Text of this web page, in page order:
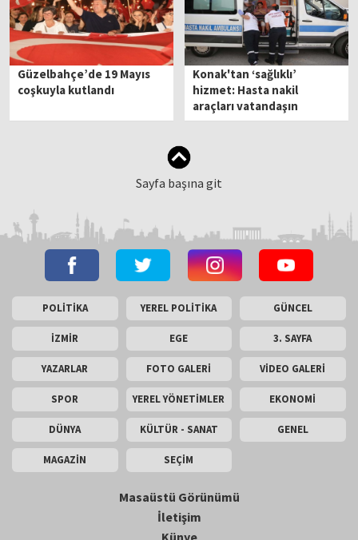
Güzelbahçe’de 19 Mayıs
coşkuyla kutlandı
Konak'tan ‘sağlıklı’
hizmet: Hasta nakil
araçları vatandaşın
yanında
Sayfa başına git
POLİTİKA YEREL POLİTİKA GÜNCEL
İZMİR EGE 3. SAYFA
YAZARLAR FOTO GALERİ VİDEO GALERİ
SPOR YEREL YÖNETİMLER EKONOMİ
DÜNYA KÜLTÜR - SANAT GENEL
MAGAZİN SEÇİM
Masaüstü Görünümü
İletişim